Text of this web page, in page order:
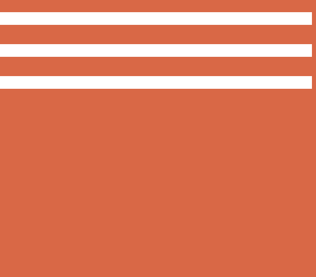
การ
เขียน
ทำ
ซ้ำ